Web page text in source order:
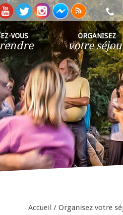
VOUS ORGANISEZ
votre
Accueil / Organisez votre